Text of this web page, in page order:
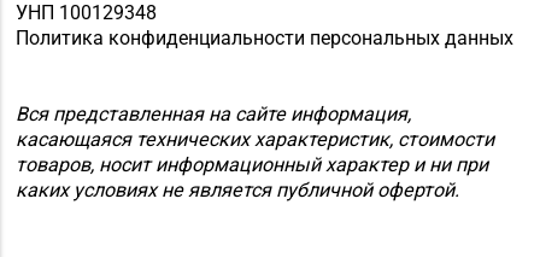
УНП 100129348
Политика конфиденциальности персональных данных
Вся представленная на сайте информация,
касающаяся технических характеристик, стоимости
товаров, носит информационный характер и ни при
каких условиях не является публичной офертой.